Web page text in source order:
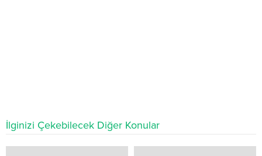
İlginizi Çekebilecek Diğer Konular